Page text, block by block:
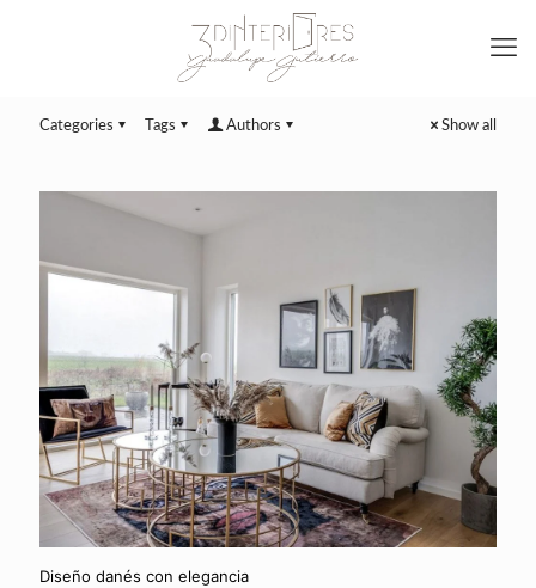
Categories Tags Authors Show all
Diseño danés con elegancia